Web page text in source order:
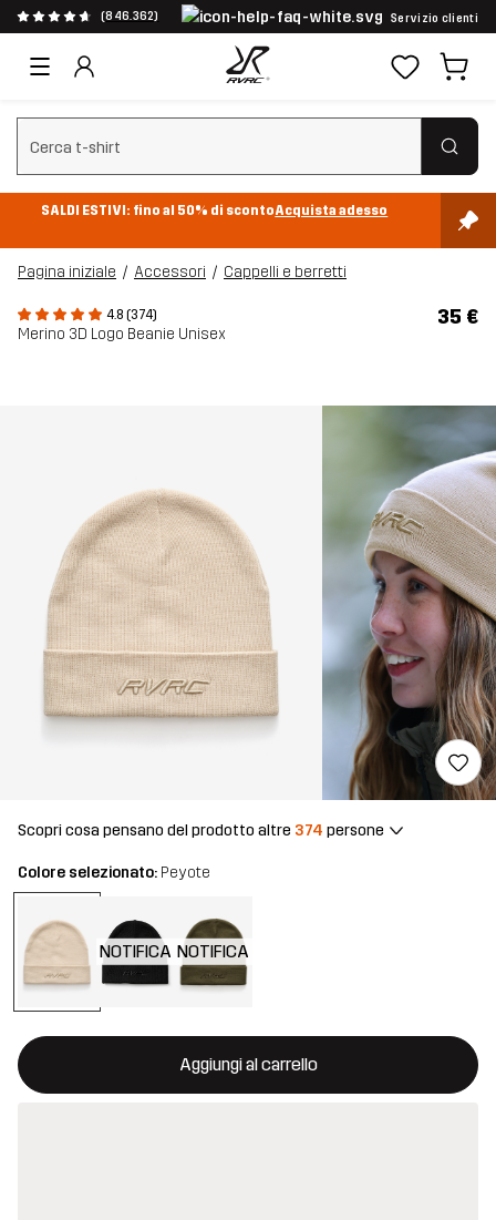
(846.362) Servizio clienti
Cancella ricerca
SALDI ESTIVI: fino al 50% di scontoAcquista adesso
Pagina iniziale Accessori Cappelli e berretti
4.8 (374)
Merino 3D Logo Beanie Unisex
35 €
Scopri cosa pensano del prodotto altre 374 persone
Colore selezionato: Peyote
NOTIFICA NOTIFICA
Aggiungi al carrello
Questo tasto aprirà una finestra modale per confermare un
{{size}} non disponibile